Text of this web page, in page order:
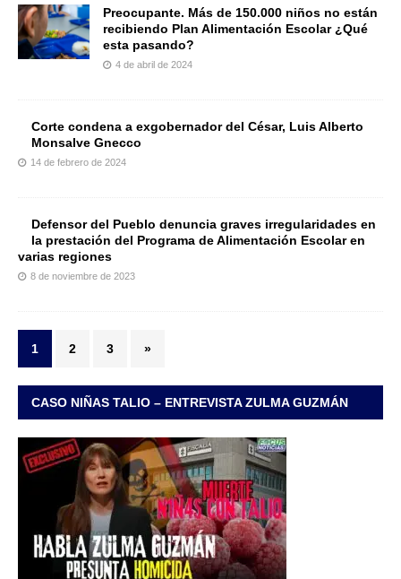
Preocupante. Más de 150.000 niños no están
recibiendo Plan Alimentación Escolar ¿Qué
esta pasando?
4 de abril de 2024
Corte condena a exgobernador del César, Luis Alberto
Monsalve Gnecco
14 de febrero de 2024
Defensor del Pueblo denuncia graves irregularidades en
la prestación del Programa de Alimentación Escolar en
varias regiones
8 de noviembre de 2023
1 2 3 »
CASO NIÑAS TALIO – ENTREVISTA ZULMA GUZMÁN